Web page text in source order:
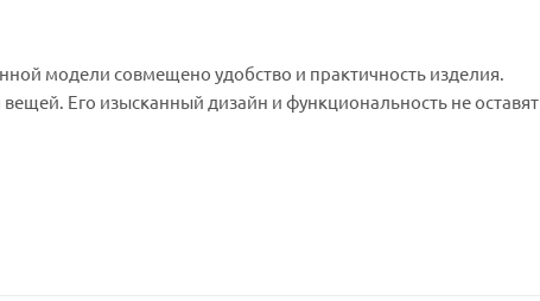
модели совмещено удобство и практичность изделия.
Его изысканный дизайн и функциональность не оставят